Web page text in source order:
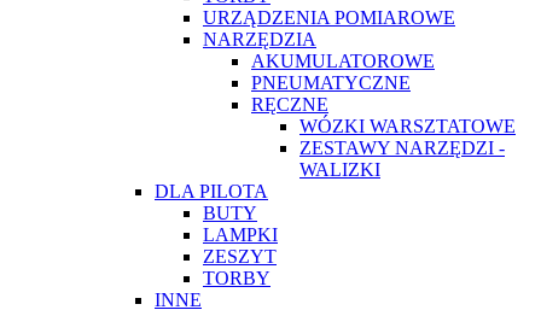
URZĄDZENIA POMIAROWE
NARZĘDZIA
AKUMULATOROWE
PNEUMATYCZNE
RĘCZNE
WÓZKI WARSZTATOWE
ZESTAWY NARZĘDZI -
WALIZKI
DLA PILOTA
BUTY
LAMPKI
ZESZYT
TORBY
INNE